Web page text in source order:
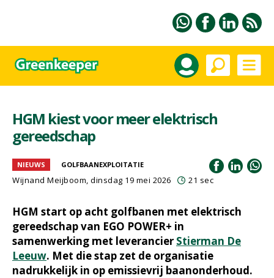
HGM kiest voor meer elektrisch
gereedschap
NIEUWS GOLFBAANEXPLOITATIE
Wijnand Meijboom, dinsdag 19 mei 2026 21 sec
HGM start op acht golfbanen met elektrisch
gereedschap van EGO POWER+ in
samenwerking met leverancier Stierman De
Leeuw. Met die stap zet de organisatie
nadrukkelijk in op emissievrij baanonderhoud.